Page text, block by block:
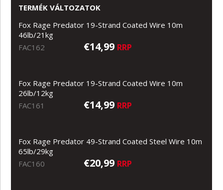
TERMÉK VÁLTOZATOK
Fox Rage Predator 19-Strand Coated Wire 10m
46lb/21kg
FAC162
€14,99 RRP
Fox Rage Predator 19-Strand Coated Wire 10m
26lb/12kg
FAC161
€14,99 RRP
Fox Rage Predator 49-Strand Coated Steel Wire 10m
65lb/29kg
FAC160
€20,99 RRP